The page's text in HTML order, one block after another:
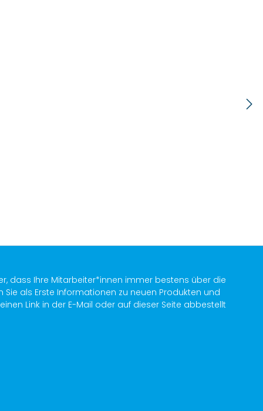
dass Ihre Mitarbeiter*innen immer bestens über die
als Erste Informationen zu neuen Produkten und
Link in der E-Mail oder auf dieser Seite abbestellt